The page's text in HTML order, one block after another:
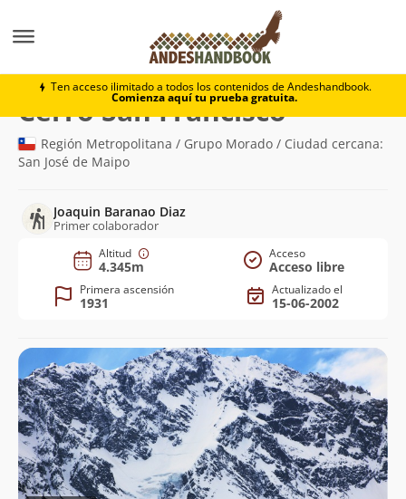
Ten acceso ilimitado a todos los contenidos de Andeshandbook.
Comienza aquí tu prueba gratuita.
Cerro San Francisco
Cerro San Francisco(4.345m)
Región Metropolitana / Grupo Morado / Ciudad cercana:
San José de Maipo
Joaquin Baranao Diaz
Primer colaborador
Altitud
4.345m
Acceso
Acceso libre
Primera ascensión
1931
Actualizado el
15-06-2002